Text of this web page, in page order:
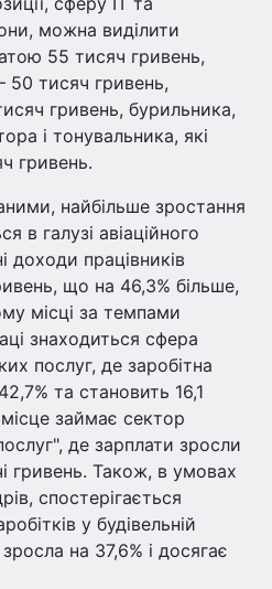
можна виділити
55 тисяч гривень,
50 тисяч гривень,
гривень, бурильника,
і тонувальника, які
гривень.
найбільше зростання
в галузі авіаційного
доходи працівників
що на 46,3% більше,
місці за темпами
знаходиться сфера
послуг, де заробітна
та становить 16,1
займає сектор
де зарплати зросли
гривень. Також, в умовах
спостерігається
у будівельній
на 37,6% і досягає